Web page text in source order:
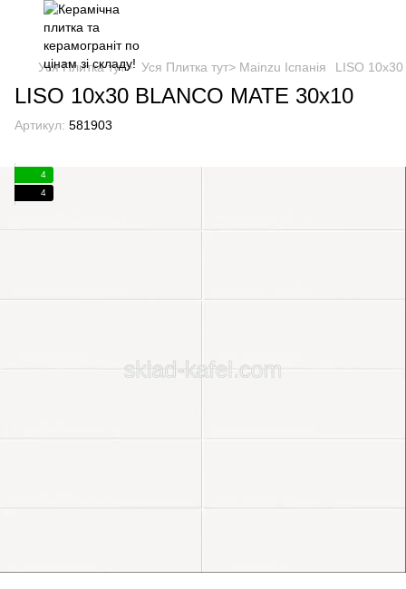
Уся Плитка тут> Уся Плитка тут> Mainzu Іспанія LISO
LISO 10x30 BLANCO MATE 30x10
Артикул: 581903
4
4